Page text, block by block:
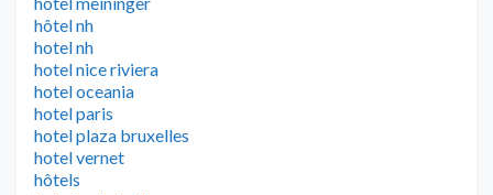
hôtel nh
hotel nh
hotel nice riviera
hotel oceania
hotel paris
hotel plaza bruxelles
hotel vernet
hôtels